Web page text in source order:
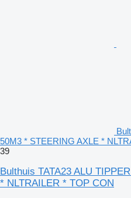
50M3 * STEERING AXLE *
39
Bulthuis TATA23 ALU
* NLTRAILER * TOP CON